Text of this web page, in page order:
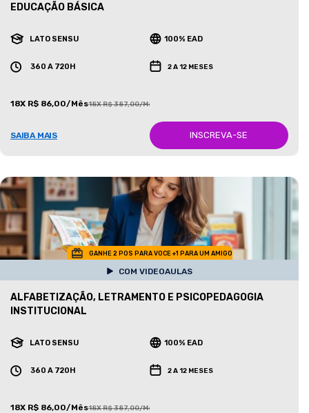
EDUCAÇÃO BÁSICA
LATO SENSU 100% EAD
360 A 720H 2 A 12 MESES
18X R$ 86,00/Mês18X R$ 387,00/Mês
SAIBA MAIS INSCREVA-SE
GANHE 2 POS PARA VOCE +1 PARA UM AMIGO
COM VIDEOAULAS
ALFABETIZAÇÃO, LETRAMENTO E PSICOPEDAGOGIA
INSTITUCIONAL
LATO SENSU 100% EAD
360 A 720H 2 A 12 MESES
18X R$ 86,00/Mês18X R$ 387,00/Mês